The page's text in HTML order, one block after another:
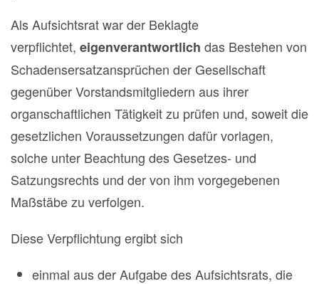
Als Aufsichtsrat war der Beklagte
verpflichtet, eigenverantwortlich das Bestehen von
Schadensersatzansprüchen der Gesellschaft
gegenüber Vorstandsmitgliedern aus ihrer
organschaftlichen Tätigkeit zu prüfen und, soweit die
gesetzlichen Voraussetzungen dafür vorlagen,
solche unter Beachtung des Gesetzes- und
Satzungsrechts und der von ihm vorgegebenen
Maßstäbe zu verfolgen.
Diese Verpflichtung ergibt sich
einmal aus der Aufgabe des Aufsichtsrats, die